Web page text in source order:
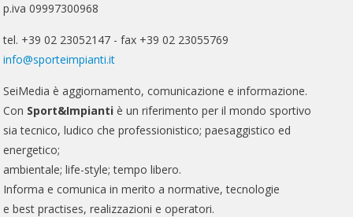
p.iva 09997300968
tel. +39 02 23052147 - fax +39 02 23055769
info@sporteimpianti.it
SeiMedia è aggiornamento, comunicazione e informazione.
Con Sport&Impianti è un riferimento per il mondo sportivo
sia tecnico, ludico che professionistico; paesaggistico ed
energetico;
ambientale; life-style; tempo libero.
Informa e comunica in merito a normative, tecnologie
e best practises, realizzazioni e operatori.